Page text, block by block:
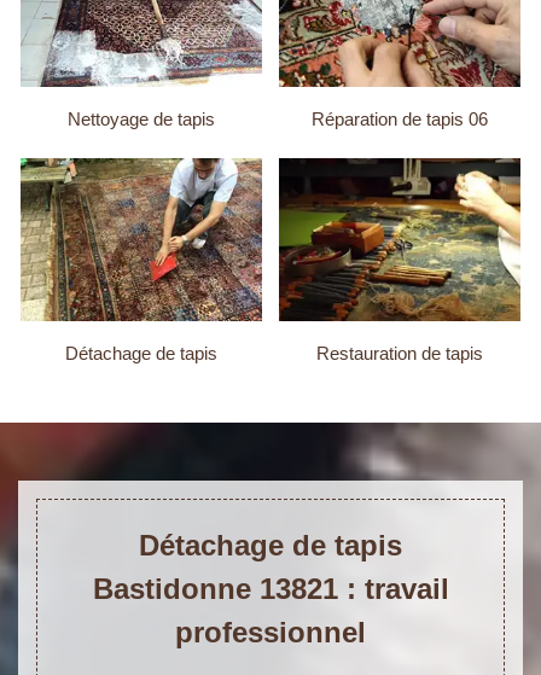
Nettoyage de tapis Réparation de tapis 06
Détachage de tapis Restauration de tapis
Détachage de tapis
Bastidonne 13821 : travail
professionnel